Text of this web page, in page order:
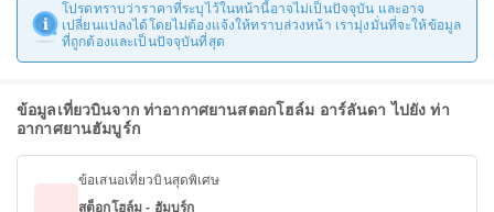
โปรดทราบว่าราคาที่ระบุไว้ในหน้านี้อาจไม่เป็นปัจจุบัน และอาจ
เปลี่ยนแปลงได้โดยไม่ต้องแจ้งให้ทราบล่วงหน้า เรามุ่งมั่นที่จะให้ข้อมูล
ที่ถูกต้องและเป็นปัจจุบันที่สุด
ข้อมูลเที่ยวบินจาก ท่าอากาศยานสตอกโฮล์ม อาร์ลันดา ไปยัง ท่า
อากาศยานฮัมบูร์ก
ข้อเสนอเที่ยวบินสุดพิเศษ
สต็อกโฮล์ม - ฮัมบูร์ก